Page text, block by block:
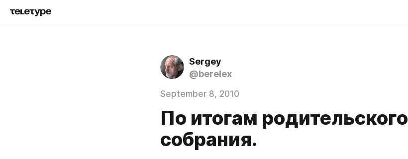
Sergey
@berelex
September 8, 2010
По итогам родительского
собрания.